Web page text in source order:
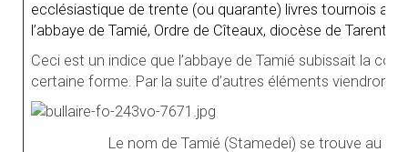
ecclésiastique de trente (ou quarante) livres tournois
l’abbaye de Tamié, Ordre de Cîteaux, diocèse de
Ceci est un indice que l’abbaye de Tamié subissait la
certaine forme. Par la suite d’autres éléments viendront
Le nom de Tamié (Stamedei) se trouve au